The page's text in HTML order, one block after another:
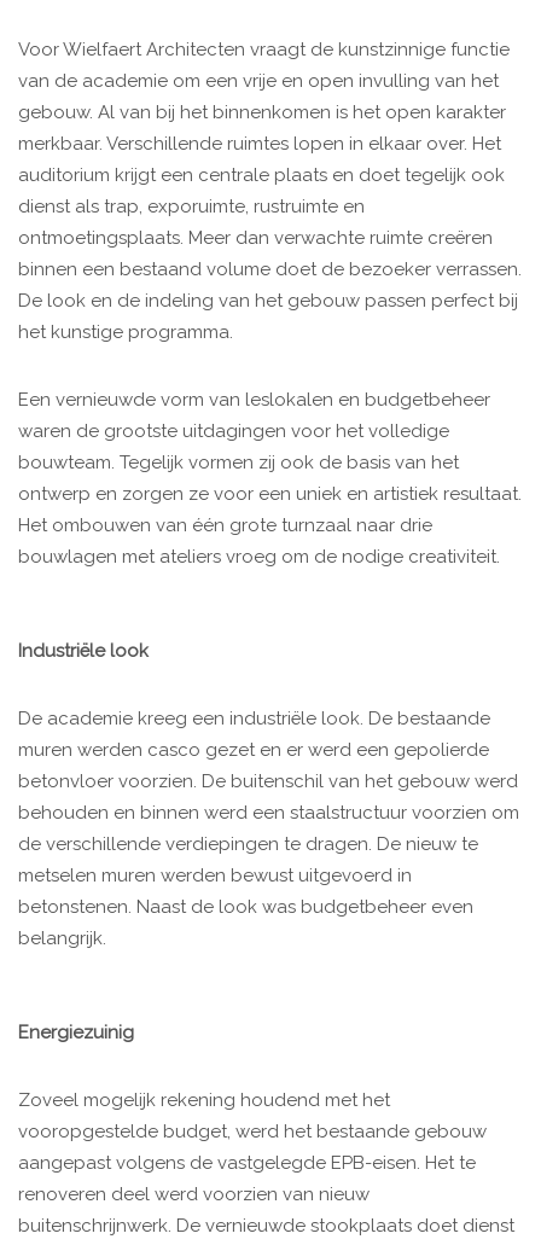
Voor Wielfaert Architecten vraagt de kunstzinnige functie
van de academie om een vrije en open invulling van het
gebouw. Al van bij het binnenkomen is het open karakter
merkbaar. Verschillende ruimtes lopen in elkaar over. Het
auditorium krijgt een centrale plaats en doet tegelijk ook
dienst als trap, exporuimte, rustruimte en
ontmoetingsplaats. Meer dan verwachte ruimte creëren
binnen een bestaand volume doet de bezoeker verrassen.
De look en de indeling van het gebouw passen perfect bij
het kunstige programma.
Een vernieuwde vorm van leslokalen en budgetbeheer
waren de grootste uitdagingen voor het volledige
bouwteam. Tegelijk vormen zij ook de basis van het
ontwerp en zorgen ze voor een uniek en artistiek resultaat.
Het ombouwen van één grote turnzaal naar drie
bouwlagen met ateliers vroeg om de nodige creativiteit.
Industriële look
De academie kreeg een industriële look. De bestaande
muren werden casco gezet en er werd een gepolierde
betonvloer voorzien. De buitenschil van het gebouw werd
behouden en binnen werd een staalstructuur voorzien om
de verschillende verdiepingen te dragen. De nieuw te
metselen muren werden bewust uitgevoerd in
betonstenen. Naast de look was budgetbeheer even
belangrijk.
Energiezuinig
Zoveel mogelijk rekening houdend met het
vooropgestelde budget, werd het bestaande gebouw
aangepast volgens de vastgelegde EPB-eisen. Het te
renoveren deel werd voorzien van nieuw
buitenschrijnwerk. De vernieuwde stookplaats doet dienst